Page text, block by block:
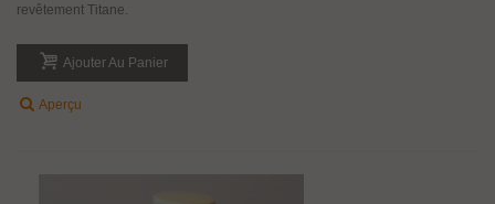
revêtement Titane.
Ajouter Au Panier
Aperçu